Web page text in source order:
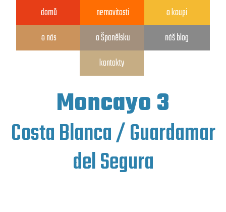
Moncayo 3
Costa Blanca / Guardamar
del Segura
domů nemovitosti
o koupi
o nás
o Španělsku
náš blog
kontakty